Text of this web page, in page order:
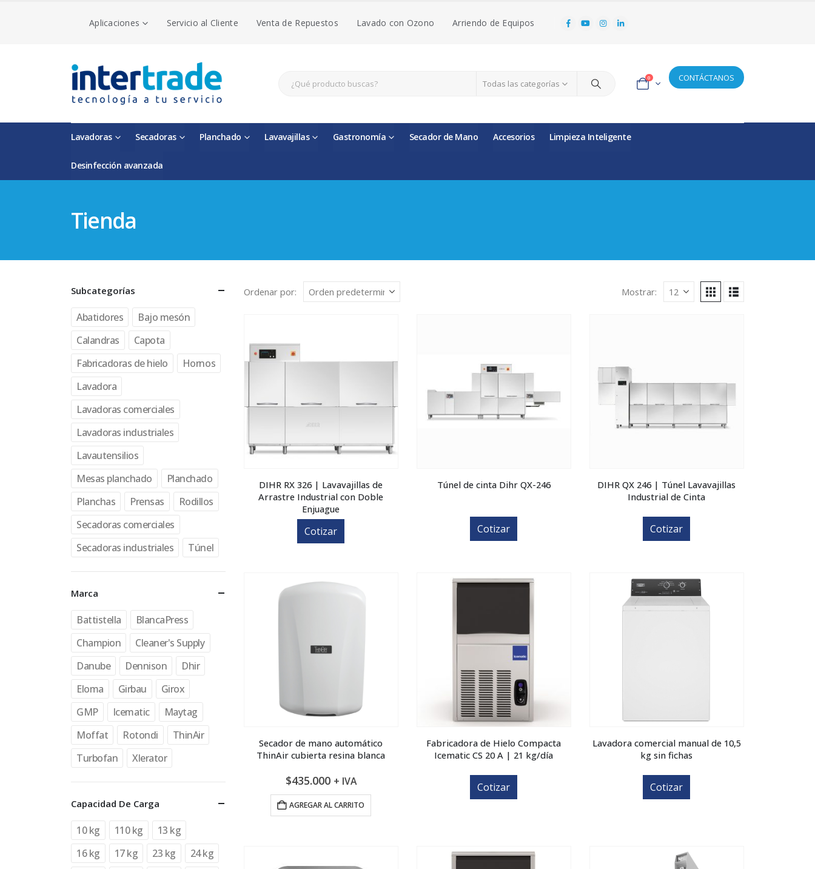
Aplicaciones Servicio al Cliente Venta de Repuestos Lavado con Ozono Arriendo de Equipos
Todas las categorías
0 CONTÁCTANOS
Lavadoras Secadoras Planchado Lavavajillas Gastronomía Secador de Mano Accesorios Limpieza Inteligente
Desinfección avanzada
Tienda
Ordenar por: Mostrar:
DIHR RX 326 | Lavavajillas de
Arrastre Industrial con Doble
Enjuague
Cotizar
Túnel de cinta Dihr QX-246
Cotizar
DIHR QX 246 | Túnel Lavavajillas
Industrial de Cinta
Cotizar
Secador de mano automático
ThinAir cubierta resina blanca
$435.000 + IVA
AGREGAR AL CARRITO
Fabricadora de Hielo Compacta
Icematic CS 20 A | 21 kg/día
Cotizar
Lavadora comercial manual de 10,5
kg sin fichas
Cotizar
Subcategorías
Abatidores
Bajo mesón
Calandras
Capota
Fabricadoras de hielo
Hornos
Lavadora
Lavadoras comerciales
Lavadoras industriales
Lavautensilios
Mesas planchado
Planchado
Planchas
Prensas
Rodillos
Secadoras comerciales
Secadoras industriales
Túnel
Marca
Battistella
BlancaPress
Champion
Cleaner's Supply
Danube
Dennison
Dhir
Eloma
Girbau
Girox
GMP
Icematic
Maytag
Moffat
Rotondi
ThinAir
Turbofan
Xlerator
Capacidad De Carga
10 kg 110 kg
13 kg
16 kg
17 kg 23 kg
24 kg